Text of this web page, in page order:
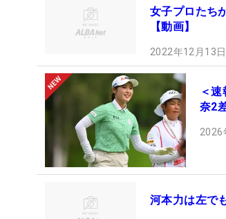
女子プロたち
【動画】
2022年12月13
＜
奈2
2026
河本力は左で